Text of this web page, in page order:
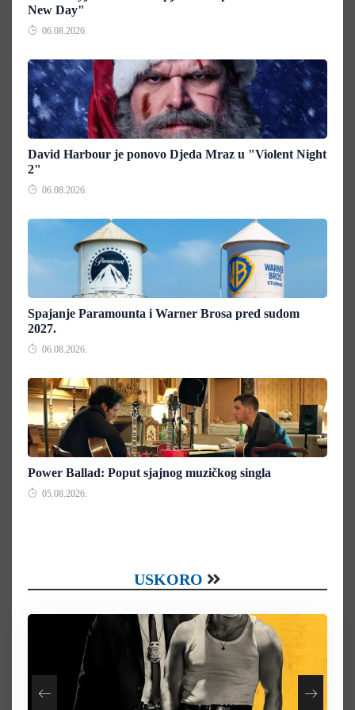
New Day"
06.08.2026.
David Harbour je ponovo Djeda Mraz u "Violent Night
2"
06.08.2026.
Spajanje Paramounta i Warner Brosa pred sudom
2027.
06.08.2026.
Power Ballad: Poput sjajnog muzičkog singla
05.08.2026.
USKORO